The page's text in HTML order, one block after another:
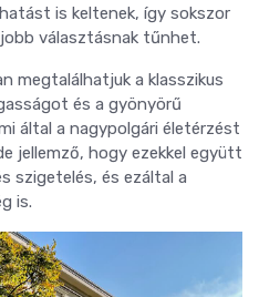
is keltenek, így sokszor
választásnak tűnhet.
megtalálhatjuk a klasszikus
és a gyönyörű
által a nagypolgári életérzést
jellemző, hogy ezekkel együtt
szigetelés, és ezáltal a
is.